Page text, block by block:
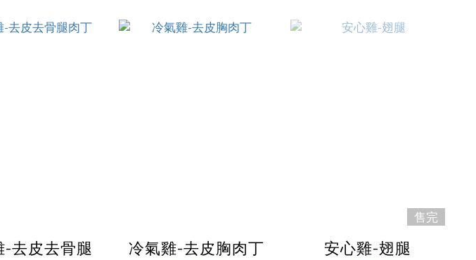
-去皮去骨腿
冷氣雞-去皮胸肉丁
售完
安心雞-翅腿